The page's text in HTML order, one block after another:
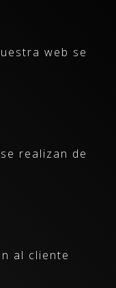
web se
realizan de
al cliente